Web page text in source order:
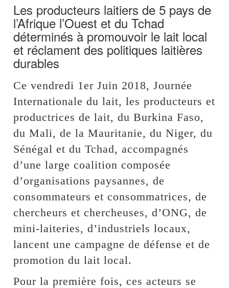
Les producteurs laitiers de 5 pays de
l’Afrique l’Ouest et du Tchad
déterminés à promouvoir le lait local
et réclament des politiques laitières
durables
Ce vendredi 1er Juin 2018, Journée
Internationale du lait, les producteurs et
productrices de lait, du Burkina Faso,
du Mali, de la Mauritanie, du Niger, du
Sénégal et du Tchad, accompagnés
d’une large coalition composée
d’organisations paysannes, de
consommateurs et consommatrices, de
chercheurs et chercheuses, d’ONG, de
mini-laiteries, d’industriels locaux,
lancent une campagne de défense et de
promotion du lait local.
Pour la première fois, ces acteurs se